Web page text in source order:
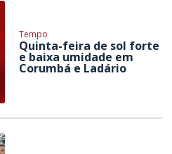
Tempo
Quinta-feira de sol forte
e baixa umidade em
Corumbá e Ladário